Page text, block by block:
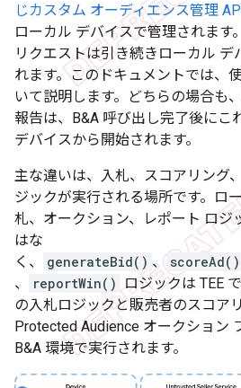
じカスタム オーディエンス管理
ローカル デバイスで管理されます
リクエストは引き続きローカル デ
れます。このドキュメントでは、
いて説明します。どちらの場合も
報告は、B&A 呼び出し完了後にこ
デバイスから開始されます。
主な違いは、入札、スコアリング
ジックが実行される場所です。ロ
札、オークション、レポート ロジ
はな
く、
generateBid() 、 scoreAd()
、
reportWin() ロジックは TEE
の入札ロジックと販売者のスコア
Protected Audience オークション
B&A 環境で実行されます。